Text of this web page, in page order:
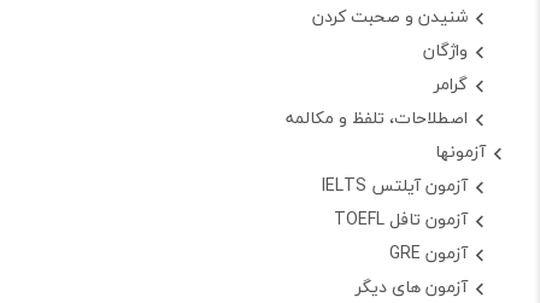
شنیدن و صحبت کردن
واژگان
گرامر
اصطلاحات، تلفظ و مکالمه
آزمونها
آزمون آیلتس IELTS
آزمون تافل TOEFL
آزمون GRE
آزمون های دیگر